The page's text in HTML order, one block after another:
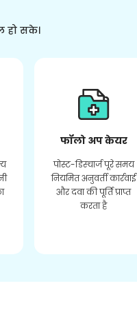
हो सके।
फॉलो अप केयर
पोस्ट-डिस्चार्ज पूरे समय
नियमित अनुवर्ती कार्रवाई
और दवा की पूर्ति प्राप्त
करता है